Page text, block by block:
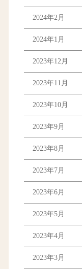
2024年2月
2024年1月
2023年12月
2023年11月
2023年10月
2023年9月
2023年8月
2023年7月
2023年6月
2023年5月
2023年4月
2023年3月